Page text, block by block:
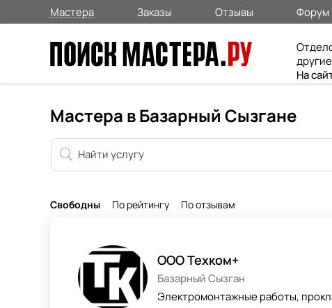
Мастера Заказы Отзывы Форум
На
Мастера в Базарный Сызгане
Свободны По рейтингу По отзывам
ООО Техком+
Базарный Сызган
Электромонтажные работы,